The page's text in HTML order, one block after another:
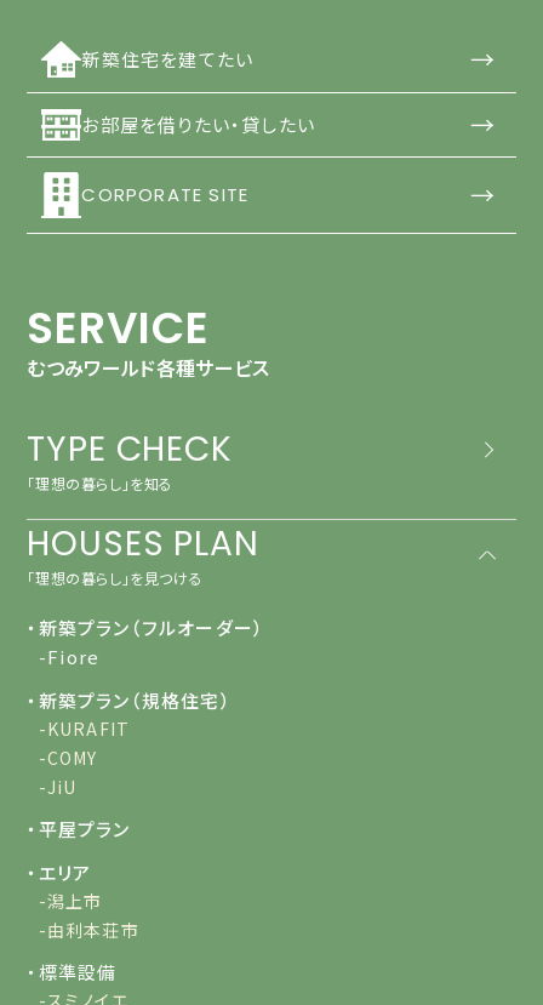
新築住宅を建てたい →
お部屋を借りたい・貸したい →
CORPORATE SITE →
SERVICE
むつみワールド各種サービス
TYPE CHECK
「理想の暮らし」を知る
HOUSES PLAN
「理想の暮らし」を見つける
・新築プラン（フルオーダー）
-Fiore
・新築プラン（規格住宅）
-KURAFIT
-COMY
-JiU
・平屋プラン
・エリア
-潟上市
-由利本荘市
・標準設備